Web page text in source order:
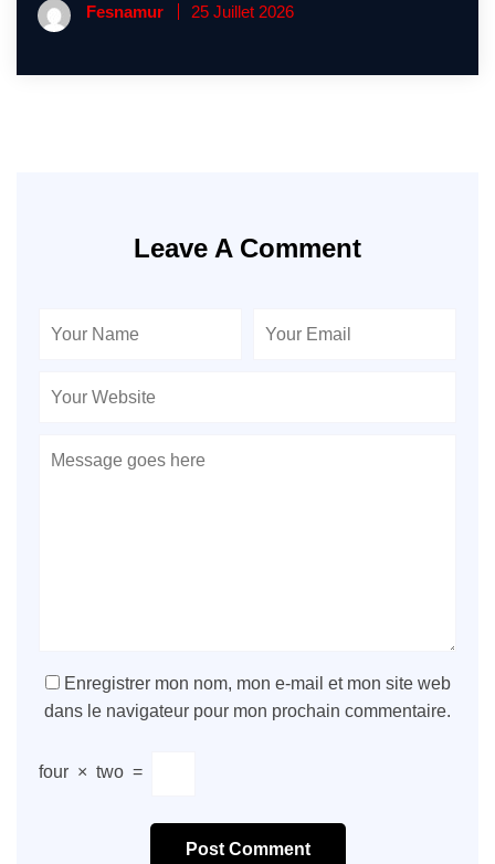
Fesnamur 25 Juillet 2026
Leave A Comment
Enregistrer mon nom, mon e-mail et mon site web
dans le navigateur pour mon prochain commentaire.
four × two =
Post Comment